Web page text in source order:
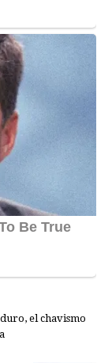
el chavismo